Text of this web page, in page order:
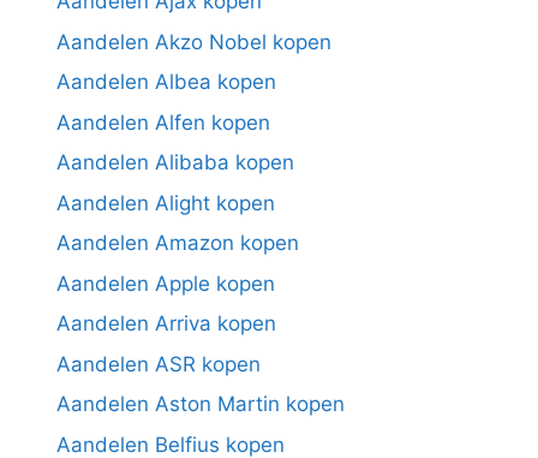
Aandelen Akzo Nobel kopen
Aandelen Albea kopen
Aandelen Alfen kopen
Aandelen Alibaba kopen
Aandelen Alight kopen
Aandelen Amazon kopen
Aandelen Apple kopen
Aandelen Arriva kopen
Aandelen ASR kopen
Aandelen Aston Martin kopen
Aandelen Belfius kopen